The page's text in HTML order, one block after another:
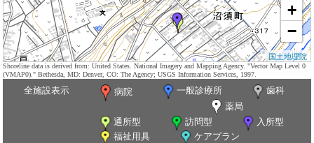
+
−
国土地理院
Shoreline data is derived from: United States. National Imagery and Mapping Agency. "Vector Map Level 0
(VMAP0)." Bethesda, MD: Denver, CO: The Agency; USGS Information Services, 1997.
全施設表示 病院 一般診療所
歯科
薬局
通所型
訪問型
入所型
福祉用具
ケアプラン